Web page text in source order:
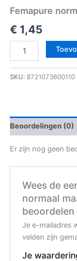
Femapure
€ 1,45
SKU: 8721073600110
Beoordelingen (0)
Er zijn nog geen
Wees de
normaal
beoordelen
Je e-mailadres
velden zijn
Je